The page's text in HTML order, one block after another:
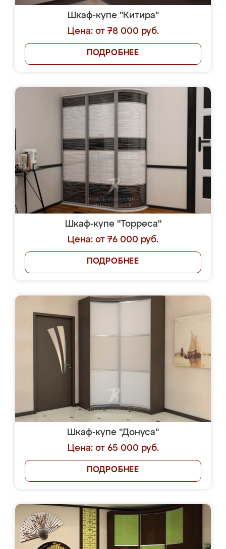
Шкаф-купе "Китира"
Цена: от 78 000 руб.
ПОДРОБНЕЕ
Шкаф-купе "Торреса"
Цена: от 76 000 руб.
ПОДРОБНЕЕ
Шкаф-купе "Донуса"
Цена: от 65 000 руб.
ПОДРОБНЕЕ